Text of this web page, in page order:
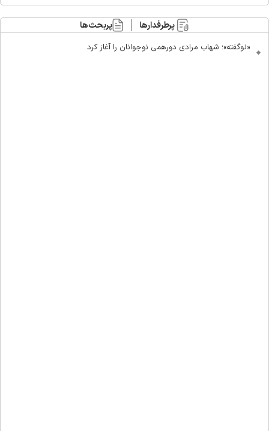
پرطرفدارها پربحث‌ها
«نوگفته»؛ شهاب مرادی دورهمی نوجوانان را آغاز کرد